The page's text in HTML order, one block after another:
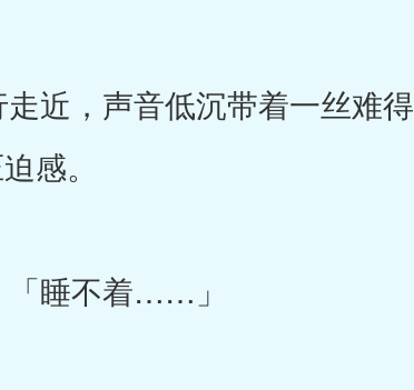
近，声音低沉带着一丝难
感。
睡不着……」